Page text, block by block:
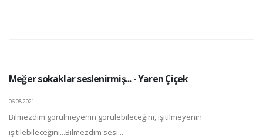
Meğer sokaklar seslenirmiş... - Yaren Çiçek
06.08.2021
Bilmezdim görülmeyenin görülebileceğini, işitilmeyenin
işitilebileceğini...Bilmezdim sesi ...